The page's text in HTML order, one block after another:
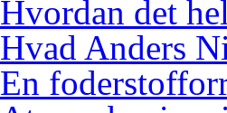
Hvordan det
Hvad Anders
En